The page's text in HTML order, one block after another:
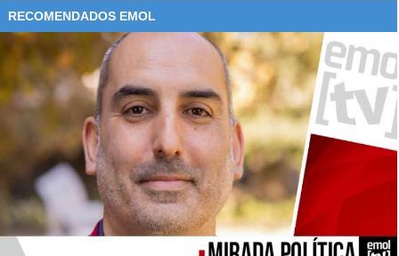
RECOMENDADOS EMOL